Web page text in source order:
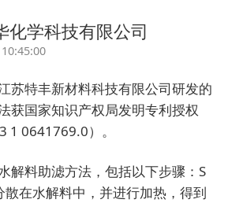
化学科技有限公司
苏特丰新材料科技有限公司研发的
获国家知识产权局发明专利授权
1 0641769.0）。
解料助滤方法，包括以下步骤：S
在水解料中，并进行加热，得到